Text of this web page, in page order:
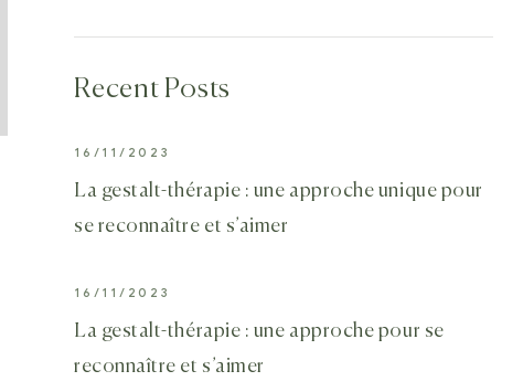
Recent Posts
16/11/2023
La gestalt-thérapie : une approche unique pour
se reconnaître et s’aimer
16/11/2023
La gestalt-thérapie : une approche pour se
reconnaître et s’aimer